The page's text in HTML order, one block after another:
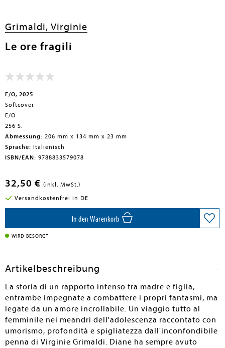
Grimaldi, Virginie
Le ore fragili
E/O, 2025
Softcover
E/O
256 S.
Abmessung: 206 mm x 134 mm x 23 mm
Sprache: Italienisch
ISBN/EAN: 9788833579078
32,50 € (inkl. MwSt.)
Versandkostenfrei in DE
In den Warenkorb
WIRD BESORGT
Artikelbeschreibung
La storia di un rapporto intenso tra madre e figlia,
entrambe impegnate a combattere i propri fantasmi, ma
legate da un amore incrollabile. Un viaggio tutto al
femminile nei meandri dell'adolescenza raccontato con
umorismo, profondità e spigliatezza dall'inconfondibile
penna di Virginie Grimaldi. Diane ha sempre avuto